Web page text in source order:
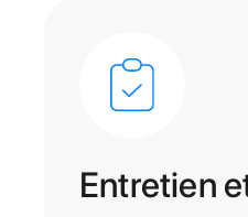
Entretien